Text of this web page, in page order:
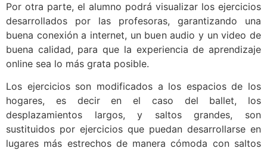
Por otra parte, el alumno podrá visualizar los ejercicios
desarrollados por las profesoras, garantizando una
buena conexión a internet, un buen audio y un video de
buena calidad, para que la experiencia de aprendizaje
online sea lo más grata posible.
Los ejercicios son modificados a los espacios de los
hogares, es decir en el caso del ballet, los
desplazamientos largos, y saltos grandes, son
sustituidos por ejercicios que puedan desarrollarse en
lugares más estrechos de manera cómoda con saltos